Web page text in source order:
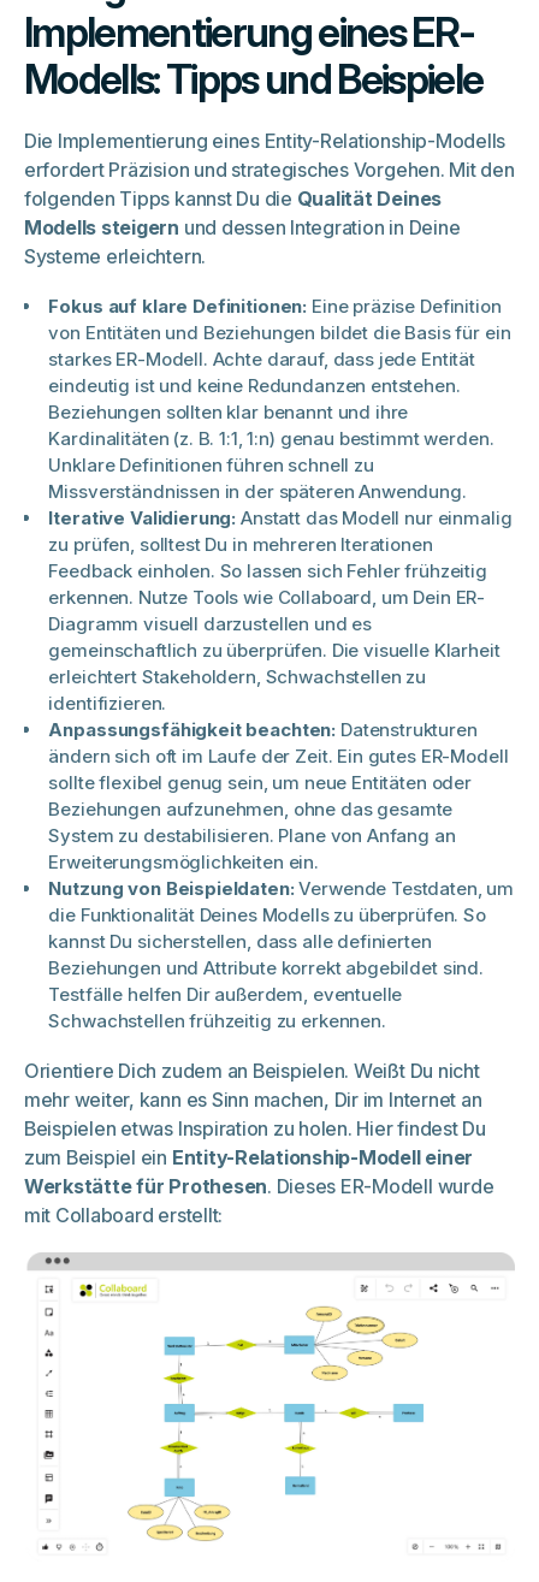
Implementierung eines ER-
Modells: Tipps und Beispiele
Die Implementierung eines Entity-Relationship-Modells
erfordert Präzision und strategisches Vorgehen. Mit den
folgenden Tipps kannst Du die Qualität Deines
Modells steigern und dessen Integration in Deine
Systeme erleichtern.
Fokus auf klare Definitionen: Eine präzise Definition
von Entitäten und Beziehungen bildet die Basis für ein
starkes ER-Modell. Achte darauf, dass jede Entität
eindeutig ist und keine Redundanzen entstehen.
Beziehungen sollten klar benannt und ihre
Kardinalitäten (z. B. 1:1, 1:n) genau bestimmt werden.
Unklare Definitionen führen schnell zu
Missverständnissen in der späteren Anwendung.
Iterative Validierung: Anstatt das Modell nur einmalig
zu prüfen, solltest Du in mehreren Iterationen
Feedback einholen. So lassen sich Fehler frühzeitig
erkennen. Nutze Tools wie Collaboard, um Dein ER-
Diagramm visuell darzustellen und es
gemeinschaftlich zu überprüfen. Die visuelle Klarheit
erleichtert Stakeholdern, Schwachstellen zu
identifizieren.
Anpassungsfähigkeit beachten: Datenstrukturen
ändern sich oft im Laufe der Zeit. Ein gutes ER-Modell
sollte flexibel genug sein, um neue Entitäten oder
Beziehungen aufzunehmen, ohne das gesamte
System zu destabilisieren. Plane von Anfang an
Erweiterungsmöglichkeiten ein.
Nutzung von Beispieldaten: Verwende Testdaten, um
die Funktionalität Deines Modells zu überprüfen. So
kannst Du sicherstellen, dass alle definierten
Beziehungen und Attribute korrekt abgebildet sind.
Testfälle helfen Dir außerdem, eventuelle
Schwachstellen frühzeitig zu erkennen.
Orientiere Dich zudem an Beispielen. Weißt Du nicht
mehr weiter, kann es Sinn machen, Dir im Internet an
Beispielen etwas Inspiration zu holen. Hier findest Du
zum Beispiel ein Entity-Relationship-Modell einer
Werkstätte für Prothesen. Dieses ER-Modell wurde
mit Collaboard erstellt: